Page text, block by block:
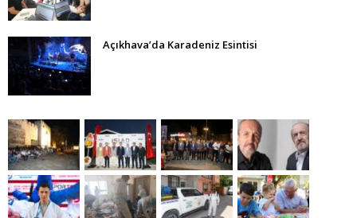
Açıkhava’da Karadeniz Esintisi